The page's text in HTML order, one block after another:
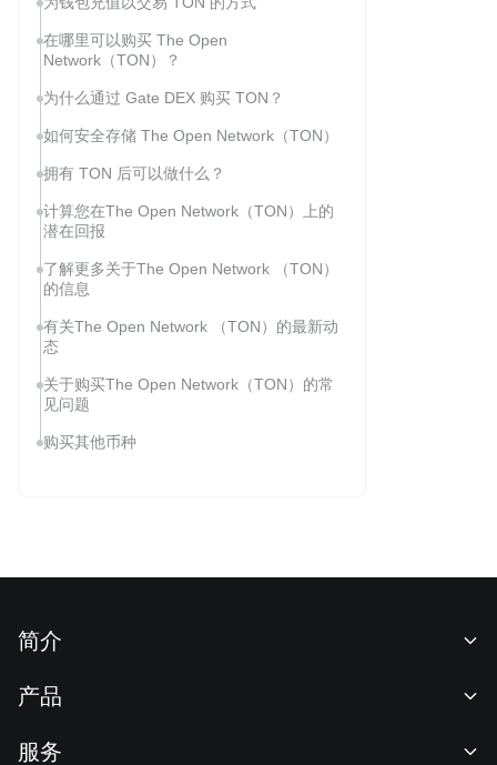
在哪里可以购买 The Open
Network（TON）？
为什么通过 Gate DEX 购买 TON？
如何安全存储 The Open Network（TON）
拥有 TON 后可以做什么？
计算您在The Open Network（TON）上的
潜在回报
了解更多关于The Open Network （TON）
的信息
有关The Open Network （TON）的最新动
态
关于购买The Open Network（TON）的常
见问题
购买其他币种
简介
新闻中心
产品
服务